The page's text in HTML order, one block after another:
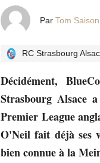
Par Tom Saison
RC Strasbourg
Décidément,
Strasbourg Alsace
Premier League
O'Neil fait déjà ses
bien connue à la